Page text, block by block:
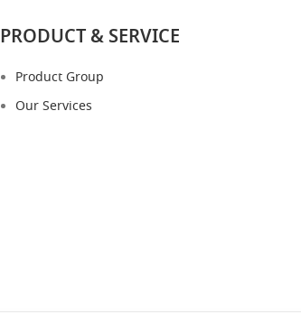
PRODUCT & SERVICE
Product Group
Our Services